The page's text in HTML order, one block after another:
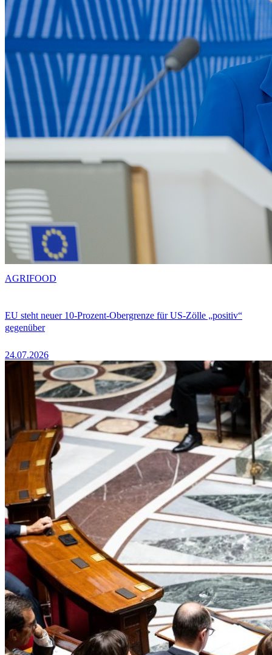
EU steht neuer 10-Prozent-Obergrenze für US-Zölle „positiv“
gegenüber
24.07.2026
AGRIFOOD